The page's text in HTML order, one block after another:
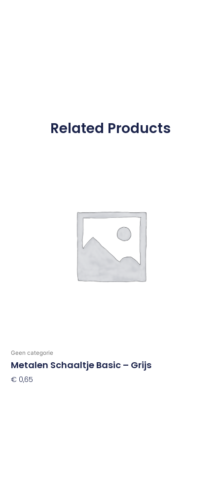
Related Products
Geen categorie
Metalen Schaaltje Basic – Grijs
€ 0,65